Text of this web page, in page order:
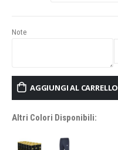
Note
AGGIUNGI AL CARRELLO
Altri Colori Disponibili: